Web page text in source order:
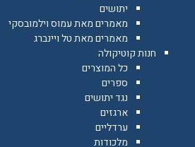
יתושים
מאמרים מאת עמוס וילמובסקי
מאמרים מאת טל ויינברג
חנות קוטיקולה
כל המוצרים
ספרים
נגד יתושים
ארגזים
ערדליים
מלכודות